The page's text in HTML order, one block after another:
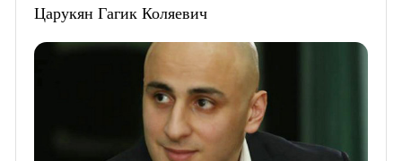
Царукян Гагик Коляевич